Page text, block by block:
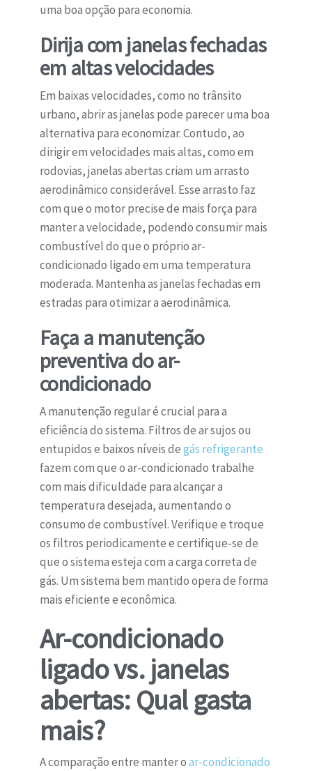
uma boa opção para economia.
Dirija com janelas fechadas
em altas velocidades
Em baixas velocidades, como no trânsito
urbano, abrir as janelas pode parecer uma boa
alternativa para economizar. Contudo, ao
dirigir em velocidades mais altas, como em
rodovias, janelas abertas criam um arrasto
aerodinâmico considerável. Esse arrasto faz
com que o motor precise de mais força para
manter a velocidade, podendo consumir mais
combustível do que o próprio ar-
condicionado ligado em uma temperatura
moderada. Mantenha as janelas fechadas em
estradas para otimizar a aerodinâmica.
Faça a manutenção
preventiva do ar-
condicionado
A manutenção regular é crucial para a
eficiência do sistema. Filtros de ar sujos ou
entupidos e baixos níveis degás refrigerante
fazem com que o ar-condicionado trabalhe
com mais dificuldade para alcançar a
temperatura desejada, aumentando o
consumo de combustível. Verifique e troque
os filtros periodicamente e certifique-se de
que o sistema esteja com a carga correta de
gás. Um sistema bem mantido opera de forma
mais eficiente e econômica.
Ar-condicionado
ligado vs. janelas
abertas: Qual gasta
mais?
A comparação entre manter oar-condicionado